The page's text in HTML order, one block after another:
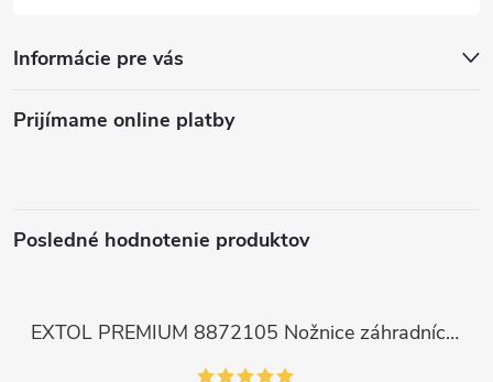
Informácie pre vás
Prijímame online platby
Posledné hodnotenie produktov
EXTOL PREMIUM 8872105 Nožnice záhradnícke dlhé úzke, 200mm, max. prestrih Ø6mm